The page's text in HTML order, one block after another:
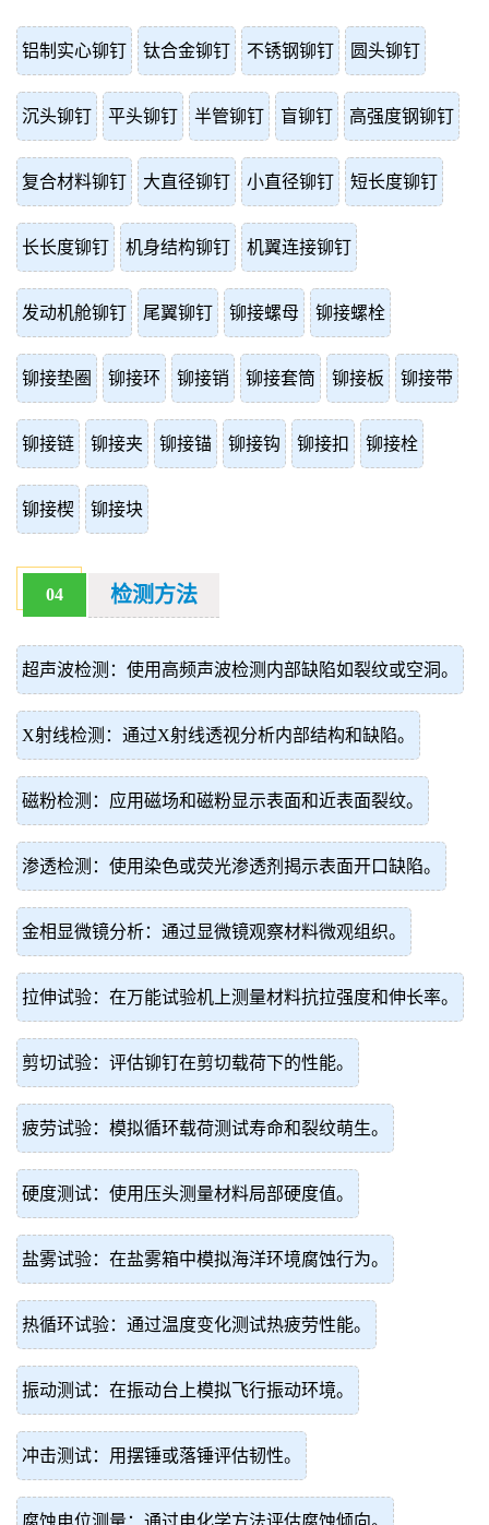
铝制实心铆钉 钛合金铆钉 不锈钢铆钉 圆头铆钉
沉头铆钉 平头铆钉 半管铆钉 盲铆钉 高强度钢铆钉
复合材料铆钉 大直径铆钉 小直径铆钉 短长度铆钉
长长度铆钉 机身结构铆钉 机翼连接铆钉
发动机舱铆钉 尾翼铆钉 铆接螺母 铆接螺栓
铆接垫圈 铆接环 铆接销 铆接套筒 铆接板 铆接带
铆接链 铆接夹 铆接锚 铆接钩 铆接扣 铆接栓
铆接楔 铆接块
04 检测方法
超声波检测：使用高频声波检测内部缺陷如裂纹或空洞。
X射线检测：通过X射线透视分析内部结构和缺陷。
磁粉检测：应用磁场和磁粉显示表面和近表面裂纹。
渗透检测：使用染色或荧光渗透剂揭示表面开口缺陷。
金相显微镜分析：通过显微镜观察材料微观组织。
拉伸试验：在万能试验机上测量材料抗拉强度和伸长率。
剪切试验：评估铆钉在剪切载荷下的性能。
疲劳试验：模拟循环载荷测试寿命和裂纹萌生。
硬度测试：使用压头测量材料局部硬度值。
盐雾试验：在盐雾箱中模拟海洋环境腐蚀行为。
热循环试验：通过温度变化测试热疲劳性能。
振动测试：在振动台上模拟飞行振动环境。
冲击测试：用摆锤或落锤评估韧性。